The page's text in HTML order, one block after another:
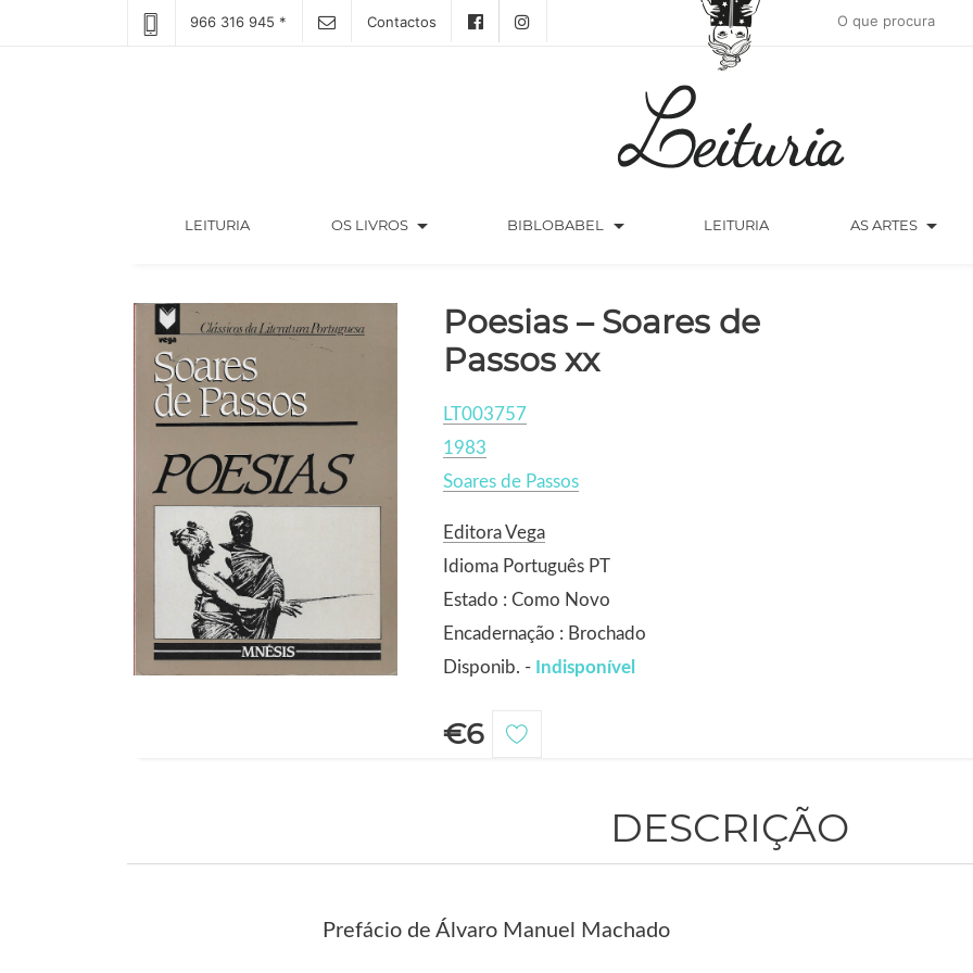
966 316 945 * Contactos
LEITURIA(CURRENT) OS LIVROS arrow_drop_down BIBLOBABEL arrow_drop_down LEITURIA AS ARTES arrow_drop_down
Poesias – Soares de
Passos xx
LT003757
1983
Soares de Passos
Editora Vega
Idioma Português PT
Estado : Como Novo
Encadernação : Brochado
Disponib. - Indisponível
€6
DESCRIÇÃO
Prefácio de Álvaro Manuel Machado